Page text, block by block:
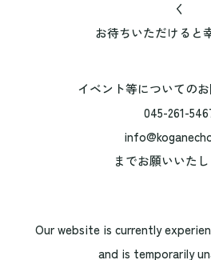
く
お待ちいただけると
イベント等についての
045-261-
までお願いいたし
Our website is currently
and is temporarily